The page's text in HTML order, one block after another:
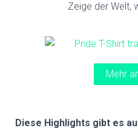
Zeige der Welt,
Mehr
Diese Highlights gibt es